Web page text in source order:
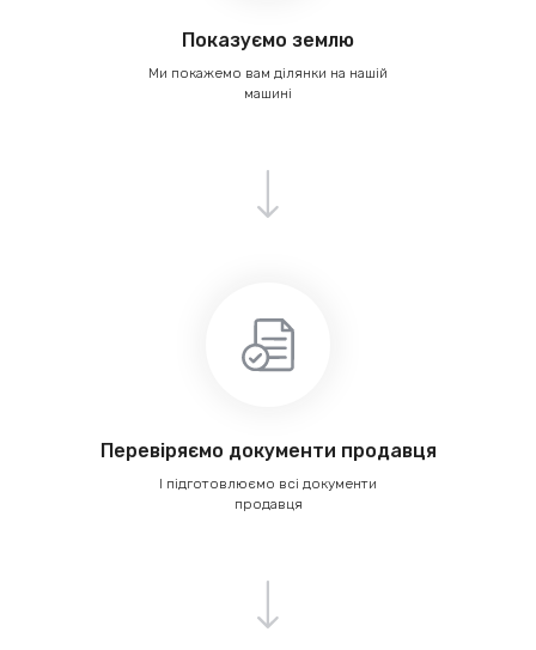
Ми покажемо вам ділянки на нашій
машині
Показуємо землю
Перевіряємо документи продавця
І підготовлюємо всі документи
продавця